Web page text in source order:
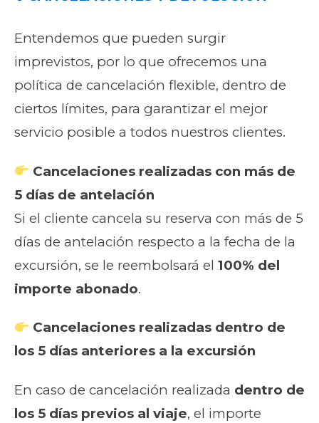
Entendemos que pueden surgir
imprevistos, por lo que ofrecemos una
política de cancelación flexible, dentro de
ciertos límites, para garantizar el mejor
servicio posible a todos nuestros clientes.
Cancelaciones realizadas con más de
5 días de antelación
Si el cliente cancela su reserva con más de 5
días de antelación respecto a la fecha de la
excursión, se le reembolsará el 100% del
importe abonado.
Cancelaciones realizadas dentro de
los 5 días anteriores a la excursión
En caso de cancelación realizada dentro de
los 5 días previos al viaje, el importe